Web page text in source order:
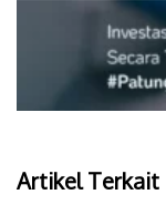
Artikel Terkait